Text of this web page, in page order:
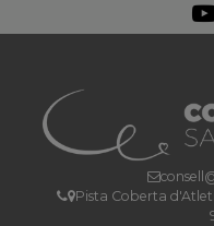
Pista Coberta